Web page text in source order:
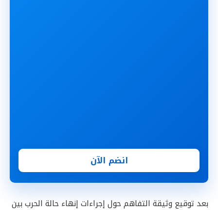
انضم الآن
بعد توقيع وثيقة التفاهم حول إجراءات إنهاء حالة الحرب بين